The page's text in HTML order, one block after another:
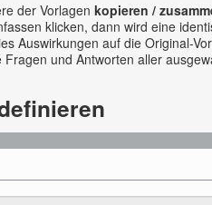
der Vorlagenkopieren /
klicken, dann wird eine
Auswirkungen auf die Original-
und Antworten aller